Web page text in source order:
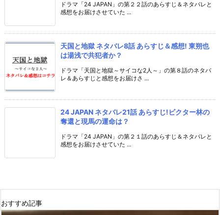
ドラマ「24 JAPAN」の第２２話のあらすじ＆ネタバレと
感想をお届けさせていた ...
天国と地獄 ネタバレ8話 あらすじ＆感想! 東朔也
は湯浅で共犯者か？
ドラマ「天国と地獄～サイコな2人～」の第８話のネタバ
レ＆あらすじと感想をお届けさ ...
24 JAPAN ネタバレ21話 あらすじ!ビクター林の
奪還と現馬の運命は？
ドラマ「24 JAPAN」の第２１話のあらすじ＆ネタバレと
感想をお届けさせていた ...
おすすめ記事